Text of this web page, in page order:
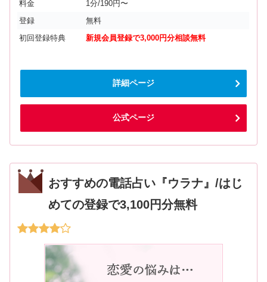
料金
1分/190円〜
登録
無料
初回登録特典
新規会員登録で3,000円分相談無料
詳細ページ
公式ページ
おすすめの電話占い『ウラナ』/はじ
めての登録で3,100円分無料